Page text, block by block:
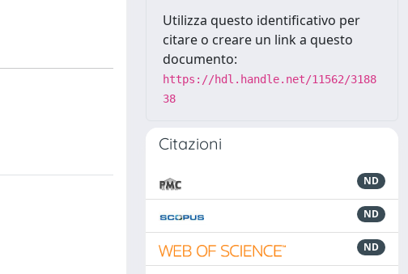
Utilizza questo identificativo per
citare o creare un link a questo
documento:
https://hdl.handle.net/11562/3188
38
Citazioni
ND
ND
ND